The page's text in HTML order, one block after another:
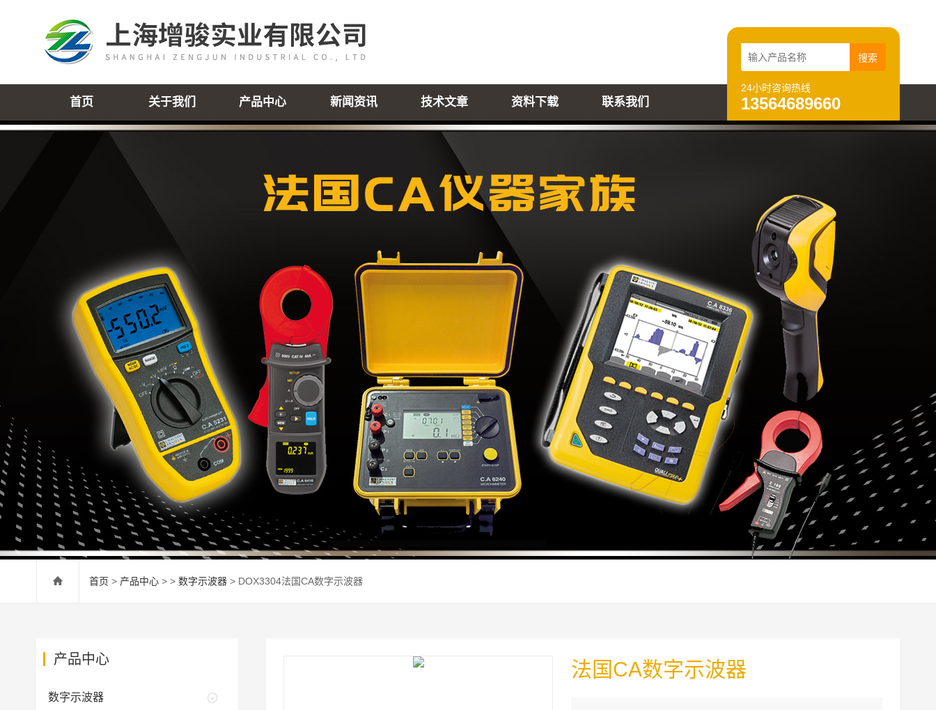
24小时咨询热线
13564689660
首页 关于我们 产品中心 新闻资讯 技术文章 资料下载 联系我们
首页 > 产品中心 > > 数字示波器 > DOX3304法国CA数字示波器
法国CA数字示波器
产品中心
数字示波器